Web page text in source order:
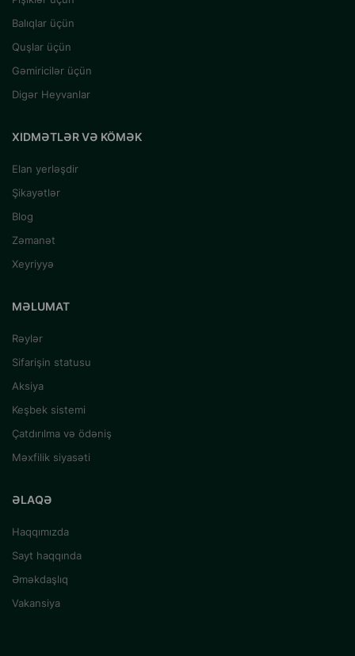
Balıqlar üçün
Quşlar üçün
Gəmiricilər üçün
Digər Heyvanlar
XIDMƏTLƏR VƏ KÖMƏK
Elan yerləşdir
Şikayətlər
Blog
Zəmanət
Xeyriyyə
MƏLUMAT
Rəylər
Sifarişin statusu
Aksiya
Keşbek sistemi
Çatdırılma və ödəniş
Məxfilik siyasəti
ƏLAQƏ
Haqqımızda
Sayt haqqında
Əməkdaşlıq
Vakansiya